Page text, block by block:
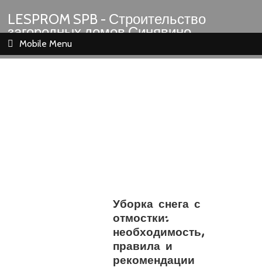
LESPROM SPB - Строительство
загородных домов Синявино
Шлиссельбург Кировск Назия
Mobile Menu
Уборка снега с
отмостки:
необходимость,
правила и
рекомендации